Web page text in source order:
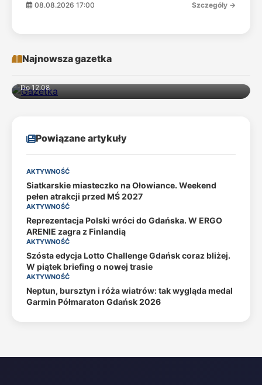
08.08.2026 17:00 Szczegóły →
Najnowsza gazetka
Do 12.08
Powiązane artykuły
AKTYWNOŚĆ
Siatkarskie miasteczko na Ołowiance. Weekend
pełen atrakcji przed MŚ 2027
AKTYWNOŚĆ
Reprezentacja Polski wróci do Gdańska. W ERGO
ARENIE zagra z Finlandią
AKTYWNOŚĆ
Szósta edycja Lotto Challenge Gdańsk coraz bliżej.
W piątek briefing o nowej trasie
AKTYWNOŚĆ
Neptun, bursztyn i róża wiatrów: tak wygląda medal
Garmin Półmaraton Gdańsk 2026